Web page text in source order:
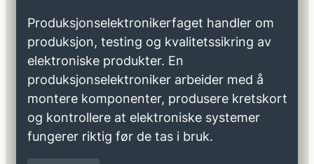
Produksjonselektronikerfaget handler om
produksjon, testing og kvalitetssikring av
elektroniske produkter. En
produksjonselektroniker arbeider med å
montere komponenter, produsere kretskort
og kontrollere at elektroniske systemer
fungerer riktig før de tas i bruk.